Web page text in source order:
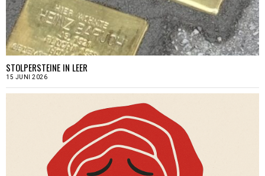
STOLPERSTEINE IN LEER
15 JUNI 2026